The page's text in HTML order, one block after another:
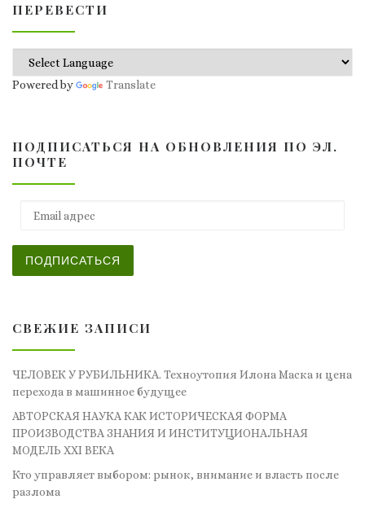
ПЕРЕВЕСТИ
Powered by Translate
ПОДПИСАТЬСЯ НА ОБНОВЛЕНИЯ ПО ЭЛ.
ПОЧТЕ
ПОДПИСАТЬСЯ
СВЕЖИЕ ЗАПИСИ
ЧЕЛОВЕК У РУБИЛЬНИКА. Техноутопия Илона Маска и цена
перехода в машинное будущее
АВТОРСКАЯ НАУКА КАК ИСТОРИЧЕСКАЯ ФОРМА
ПРОИЗВОДСТВА ЗНАНИЯ И ИНСТИТУЦИОНАЛЬНАЯ
МОДЕЛЬ XXI ВЕКА
Кто управляет выбором: рынок, внимание и власть после
разлома